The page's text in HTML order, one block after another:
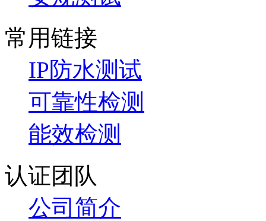
常用链接
IP防水测试
可靠性检测
能效检测
认证团队
公司简介